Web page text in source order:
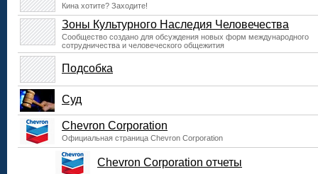
Кина хотите? Заходите!
Зоны Культурного Наследия Человечества
Сообщество создано для обсуждения новых форм международного
сотрудничества и человеческого общежития
Подсобка
Суд
Chevron Corporation
Официальная страница Chevron Corporation
Chevron Corporation отчеты